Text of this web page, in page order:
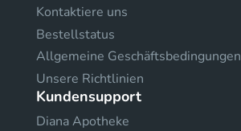
Kontaktiere uns
Bestellstatus
Allgemeine Geschäftsbedingungen
Unsere Richtlinien
Kundensupport
Diana Apotheke